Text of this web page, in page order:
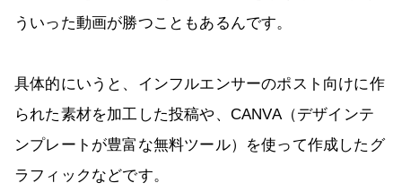
ういった動画が勝つこともあるんです。
具体的にいうと、インフルエンサーのポスト向けに作
られた素材を加工した投稿や、CANVA（デザインテ
ンプレートが豊富な無料ツール）を使って作成したグ
ラフィックなどです。